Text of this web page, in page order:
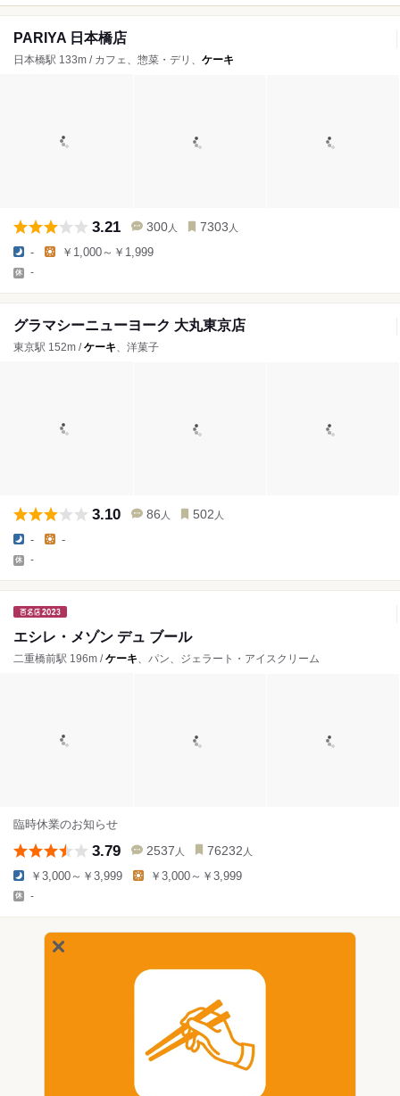
PARIYA 日本橋店
日本橋駅 133m / カフェ、惣菜・デリ、 ケーキ
3.21 300 人 7303 人
- ￥1,000～￥1,999
-
グラマシーニューヨーク 大丸東京店
東京駅 152m /ケーキ、洋菓子
3.10 86 人 502 人
- -
-
エシレ・メゾン デュ ブール
二重橋前駅 196m /ケーキ、パン、ジェラート・アイスクリーム
臨時休業のお知らせ
3.79 2537 人 76232 人
￥3,000～￥3,999 ￥3,000～￥3,999
-